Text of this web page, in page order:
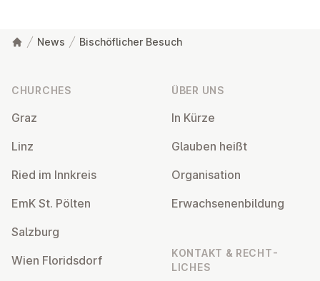
News Bischöflicher Besuch
CHURCHES
Graz
Linz
Ried im Innkreis
EmK St. Pölten
Salzburg
Wien Flor­idsdorf
ÜBER UNS
In Kürze
Glauben heißt
Or­gan­isa­tion
Er­wach­sen­en­bildung
KONTAKT & RECHT­
LICHES